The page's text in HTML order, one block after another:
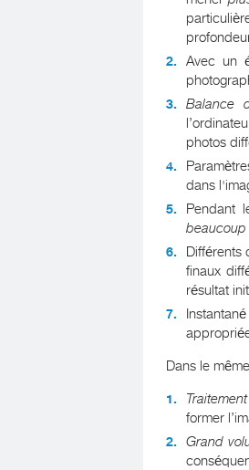
Avec un
Balance
photos
dans
Pendant
beaucoup
Différents
finaux
résultat
Dans le
former
Grand